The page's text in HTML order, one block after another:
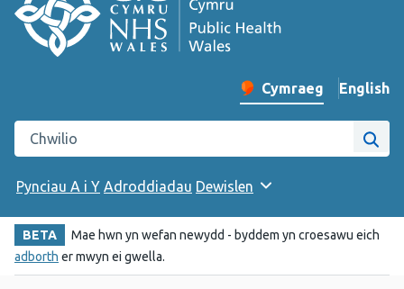
Newid iaith y wefan
Cymraeg English
–
Chwilio gwefan Iechyd Cyhoeddus Cymru
Pynciau A i Y Adroddiadau Dewislen
BETA
Mae hwn yn wefan newydd - byddem yn croesawu eich
adborth er mwyn ei gwella.